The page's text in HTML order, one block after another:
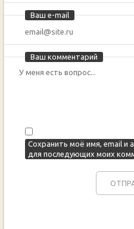
Ваш e-mail
Ваш комментарий
Сохранить моё имя, email и
для последующих моих